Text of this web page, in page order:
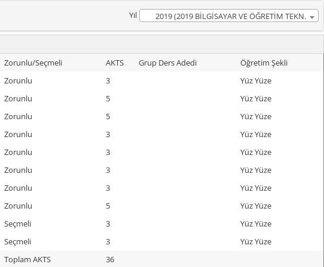
Yıl
2019 (2019 BİLGİSAYAR VE ÖĞRETİM TEKN.
ÖĞRT. Müfredatı)
Zorunlu/Seçmeli AKTS Grup Ders Adedi Öğretim Şekli
Zorunlu 3 Yüz Yüze
Zorunlu 5 Yüz Yüze
Zorunlu 5 Yüz Yüze
Zorunlu 3 Yüz Yüze
Zorunlu 3 Yüz Yüze
Zorunlu 3 Yüz Yüze
Zorunlu 3 Yüz Yüze
Zorunlu 5 Yüz Yüze
Seçmeli 3 Yüz Yüze
Seçmeli 3
Yüz Yüze
Toplam AKTS
36